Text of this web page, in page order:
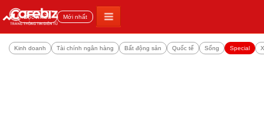
Đọc nhiều Mới nhất
Kinh doanh Tài chính ngân hàng Bất động sản Quốc tế Sống Special